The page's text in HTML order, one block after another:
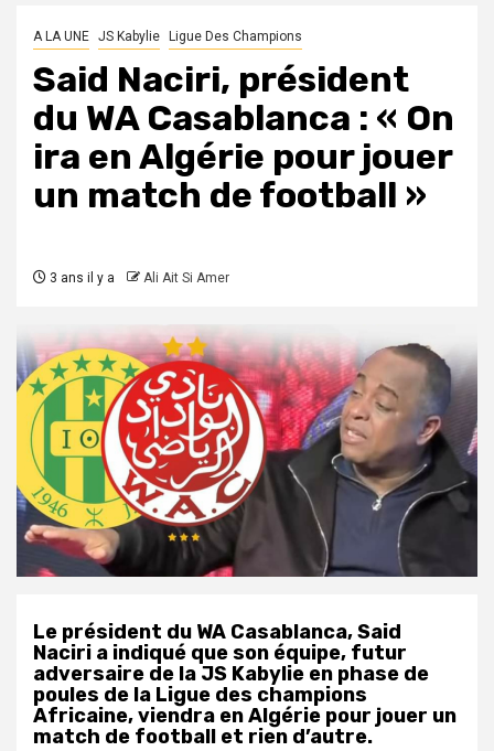
A LA UNE JS Kabylie Ligue Des Champions
Said Naciri, président
du WA Casablanca : « On
ira en Algérie pour jouer
un match de football »
3 ans il y a Ali Ait Si Amer
Le président du WA Casablanca, Said
Naciri a indiqué que son équipe, futur
adversaire de la JS Kabylie en phase de
poules de la Ligue des champions
Africaine, viendra en Algérie pour jouer un
match de football et rien d’autre.